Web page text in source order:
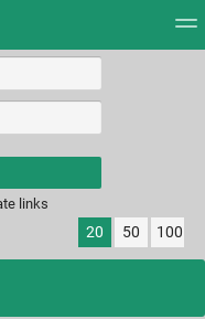
results.
links
20 50 100